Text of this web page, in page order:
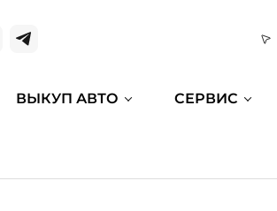
ВЫКУП АВТО СЕРВИС